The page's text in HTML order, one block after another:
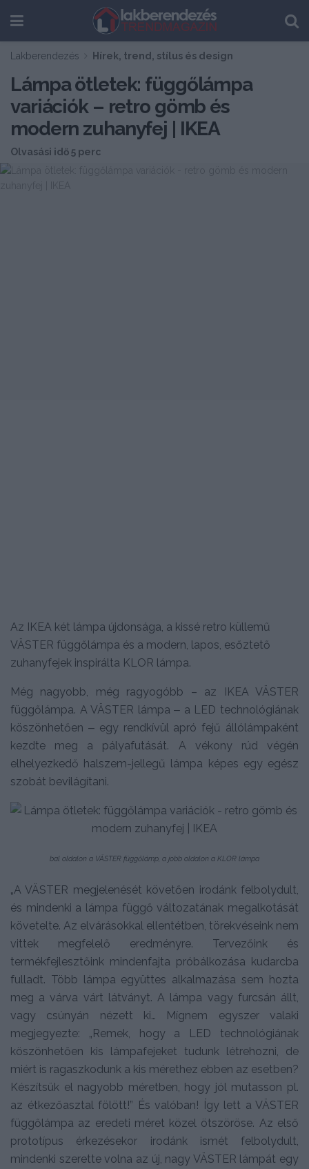
Lakberendezés Hírek, trend, stílus és design
Lámpa ötletek: függőlámpa
variációk – retro gömb és
modern zuhanyfej | IKEA
Olvasási idő 5 perc
Az IKEA két lámpa újdonsága, a kissé retro küllemű
VÄSTER függőlámpa és a modern, lapos, esőztető
zuhanyfejek inspirálta KLOR lámpa.
Még nagyobb, még ragyogóbb – az IKEA VÄSTER
függőlámpa. A VÄSTER lámpa ‒ a LED technológiának
köszönhetően ‒ egy rendkívül apró fejű állólámpaként
kezdte meg a pályafutását. A vékony rúd végén
elhelyezkedő halszem-jellegű lámpa képes egy egész
szobát bevilágítani.
bal oldalon a VÄSTER függőlámp, a jobb oldalon a KLOR lámpa
„A VÄSTER megjelenését követően irodánk felbolydult,
és mindenki a lámpa függő változatának megalkotását
követelte. Az elvárásokkal ellentétben, törekvéseink nem
vittek megfelelő eredményre. Tervezőink és
termékfejlesztőink mindenfajta próbálkozása kudarcba
fulladt. Több lámpa együttes alkalmazása sem hozta
meg a várva várt látványt. A lámpa vagy furcsán állt,
vagy csúnyán nézett ki… Mígnem egyszer valaki
megjegyezte: „Remek, hogy a LED technológiának
köszönhetően kis lámpafejeket tudunk létrehozni, de
miért is ragaszkodunk a kis mérethez ebben az esetben?
Készítsük el nagyobb méretben, hogy jól mutasson pl.
az étkezőasztal fölött!” És valóban! Így lett a VÄSTER
függőlámpa az eredeti méret közel ötszöröse. Az első
prototí­pus érkezésekor irodánk ismét felboly­dult,
mindenki szerette volna az új, nagy VÄSTER lámpát egy